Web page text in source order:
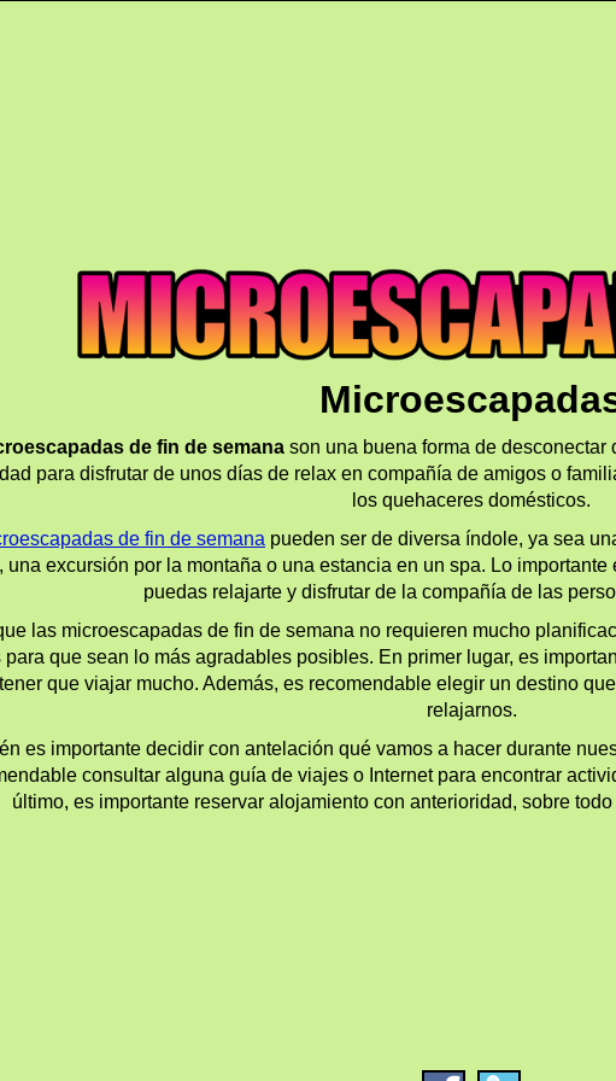
de fin de semanason una buena forma de desconectar
para disfrutar de unos días de relax en compañía de amigos o
los quehaceres domésticos.
de fin de semana pueden ser de diversa índole, ya sea
una excursión por la montaña o una estancia en un spa. Lo
puedas relajarte y disfrutar de la compañía de las
las microescapadas de fin de semana no requieren mucho
para que sean lo más agradables posibles. En primer lugar, es
que viajar mucho. Además, es recomendable elegir un destino
relajarnos.
es importante decidir con antelación qué vamos a hacer durante
consultar alguna guía de viajes o Internet para encontrar
último, es importante reservar alojamiento con anterioridad, sobre